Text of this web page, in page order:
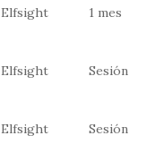
Elfsight 1 mes
Elfsight Sesión
Elfsight Sesión